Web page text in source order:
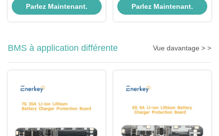
batterie LiFePO4 avec équilibre
Parlez Maintenant.
10A-80A Peak 150A avec NTC et
matériel de cellule d'équilibrage
Parlez Maintenant.
BMS à application différente Vue davantage > >